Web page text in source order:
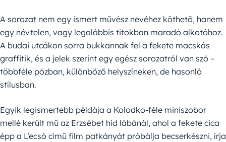
A sorozat nem egy ismert művész nevéhez köthető, hanem
egy névtelen, vagy legalábbis titokban maradó alkotóhoz.
A budai utcákon sorra bukkannak fel a fekete macskás
graffitik, és a jelek szerint egy egész sorozatról van szó –
többféle pózban, különböző helyszíneken, de hasonló
stílusban.
Egyik legismertebb példája a Kolodko-féle miniszobor
mellé került mű az Erzsébet híd lábánál, ahol a fekete cica
épp a L’ecsó című film patkányát próbálja becserkészni, írja